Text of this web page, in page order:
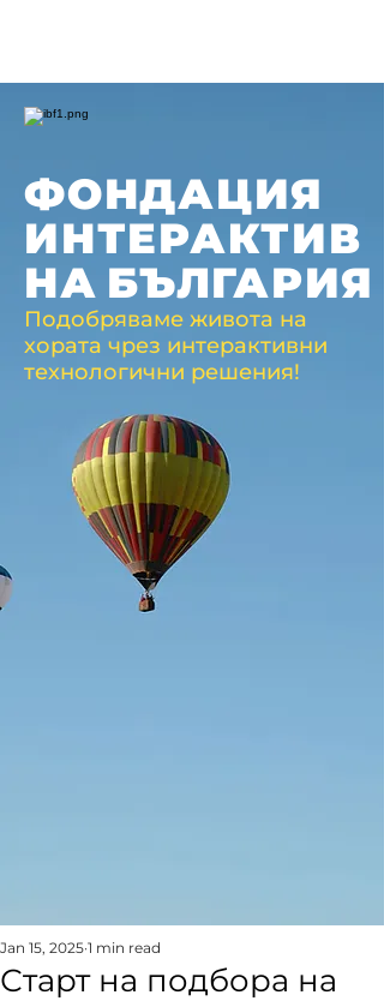
ФОНДАЦИЯ
ИНТЕРАКТИВ
НА БЪЛГАРИЯ
Подобряваме живота на
хората чрез интерактивни
технологични решения!
Старт на подбора на
Jan 15, 2025 1 min read